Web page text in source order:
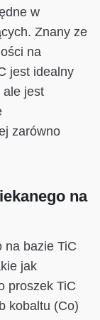
w
Znany ze
na
jest idealny
ale jest
zarówno
na
na bazie TiC
jak
proszek TiC
kobaltu (Co)